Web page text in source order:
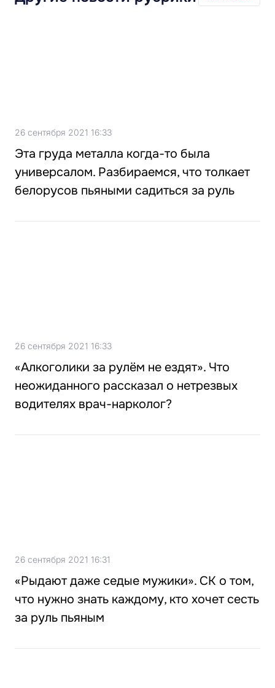
26 сентября 2021 16:33
Эта груда металла когда-то была
универсалом. Разбираемся, что толкает
белорусов пьяными садиться за руль
26 сентября 2021 16:33
«Алкоголики за рулём не ездят». Что
неожиданного рассказал о нетрезвых
водителях врач-нарколог?
26 сентября 2021 16:31
«Рыдают даже седые мужики». СК о том,
что нужно знать каждому, кто хочет сесть
за руль пьяным